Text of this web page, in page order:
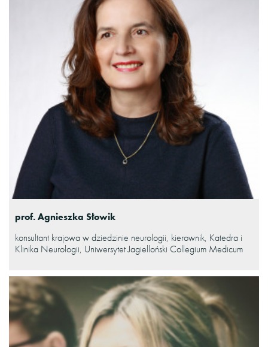
prof. Agnieszka Słowik
konsultant krajowa w dziedzinie neurologii, kierownik, Katedra i
Klinika Neurologii, Uniwersytet Jagielloński Collegium Medicum